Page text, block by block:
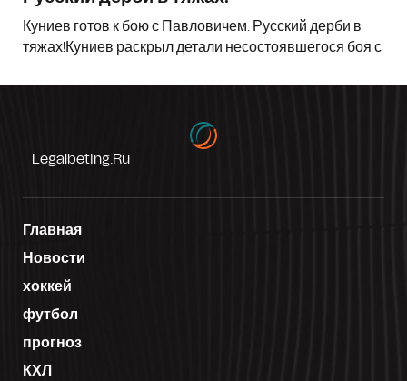
Куниев готов к бою с Павловичем. Русский дерби в
тяжах!Куниев раскрыл детали несостоявшегося боя с
Legalbeting.ru
Главная
Новости
хоккей
футбол
прогноз
КХЛ